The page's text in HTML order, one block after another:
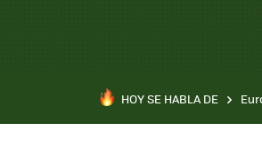
HOY SE HABLA DE